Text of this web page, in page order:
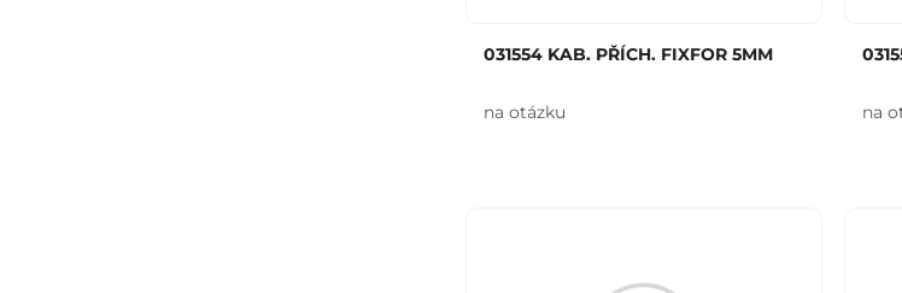
031554 KAB. PŘÍCH. FIXFOR 5MM
na otázku na